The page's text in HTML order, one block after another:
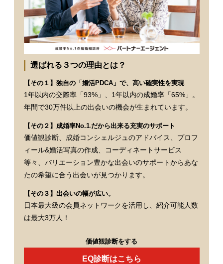
選ばれる３つの理由とは？
【その１】独自の「婚活PDCA」で、高い確実性を実現
1年以内の交際率「93%」、1年以内の成婚率「65%」。
年間で30万件以上の出会いの機会が生まれています。
【その２】成婚率No.1※だから出来る充実のサポート
価値観診断、成婚コンシェルジュのアドバイス、プロフ
ィール&婚活写真の作成、コーディネートサービス
等々、バリエーション豊かな出会いのサポートからあな
たの希望に合う出会いが見つかります。
【その３】出会いの幅が広い。
日本最大級の会員ネットワークを活用し、紹介可能人数
は最大3万人！
価値観診断をする
EQ診断はこちら